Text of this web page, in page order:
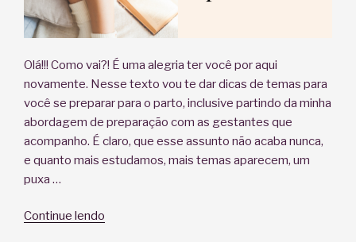
Olá!!! Como vai?! É uma alegria ter você por aqui
novamente. Nesse texto vou te dar dicas de temas para
você se preparar para o parto, inclusive partindo da minha
abordagem de preparação com as gestantes que
acompanho. É claro, que esse assunto não acaba nunca,
e quanto mais estudamos, mais temas aparecem, um
puxa …
Continue lendo